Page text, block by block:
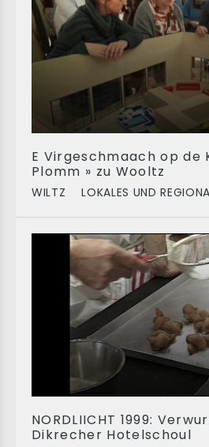
E Virgeschmaach op de
Plomm » zu Wooltz
WILTZ LOKALES UND
NORDLIICHT 1999:
Dikrecher Hotelschoul